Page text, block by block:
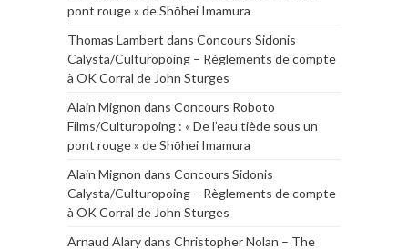
pont rouge » de Shōhei Imamura
Thomas Lambert dans Concours Sidonis
Calysta/Culturopoing – Règlements de compte
à OK Corral de John Sturges
Alain Mignon dans Concours Roboto
Films/Culturopoing : « De l’eau tiède sous un
pont rouge » de Shōhei Imamura
Alain Mignon dans Concours Sidonis
Calysta/Culturopoing – Règlements de compte
à OK Corral de John Sturges
Arnaud Alarydans Christopher Nolan – The